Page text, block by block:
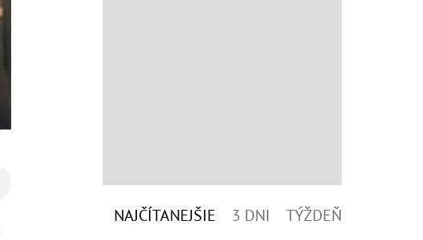
NAJČÍTANEJŠIE 3 DNI TÝŽDEŇ